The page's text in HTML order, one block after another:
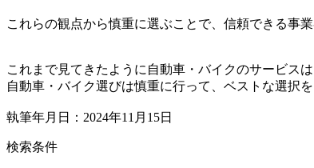
これらの観点から慎重に選ぶことで、信頼できる事
これまで見てきたように自動車・バイクのサービス
自動車・バイク選びは慎重に行って、ベストな選択を
執筆年月日：2024年11月15日
検索条件